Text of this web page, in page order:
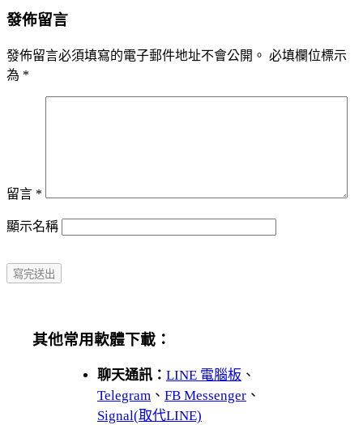
發佈留言
發佈留言必須填寫的電子郵件地址不會公開。 必填欄位標示
為 *
留言 *
顯示名稱
其他常用軟體下載：
聊天通訊： LINE 電腦板 、
Telegram 、 FB Messenger 、
Signal(取代LINE)